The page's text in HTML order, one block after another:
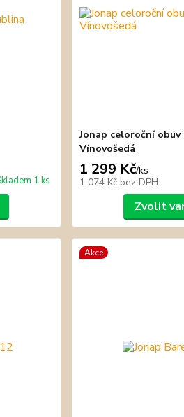
1 ks
Jonap celoroční obuv
Vínovošedá
1 299 Kč/ks
1 074 Kč bez DPH
Zvolit
Akce